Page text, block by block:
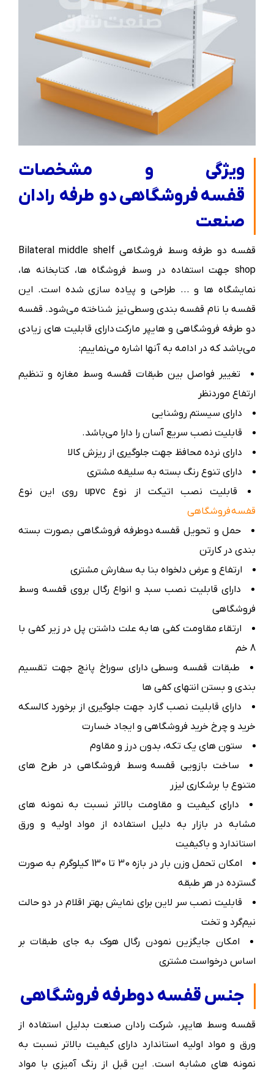
ویژگی و مشخصات
قفسه فروشگاهی دو طرفه رادان
صنعت
قفسه دو طرفه وسط فروشگاهی Bilateral middle shelf
shop جهت استفاده در وسط فروشگاه ها، کتابخانه ها،
نمایشگاه ها و ... طراحی و پیاده سازی شده است. این
قفسه با نام قفسه بندی وسطی نیز شناخته می‌شود. قفسه
دو طرفه فروشگاهی و هایپر مارکت دارای قابلیت های زیادی
می‌باشد که در ادامه به آنها اشاره می‌نماییم:
تغییر فواصل بین طبقات قفسه وسط مغازه و تنظیم
ارتفاع موردنظر
دارای سیستم روشنایی
قابلیت نصب سریع آسان را دارا می‌باشد.
دارای نرده محافظ جهت جلوگیری از ریزش كالا
دارای تنوع رنگ بسته به سلیقه مشتری
قابلیت نصب اتیكت از نوع upvc روی این نوع
قفسه فروشگاهی
حمل و تحویل قفسه دوطرفه فروشگاهی بصورت بسته
بندی در كارتن
ارتفاع و عرض دلخواه بنا به سفارش مشتری
دارای قابلیت نصب سبد و انواع رگال بروی قفسه وسط
فروشگاهی
ارتقاء مقاومت كفی ها به علت داشتن پل در زیر كفی با
8 خم
طبقات قفسه وسطی دارای سوراخ پانچ جهت تقسیم
بندی و بستن انتهای كفی ها
دارای قابلیت نصب گارد جهت جلوگیری از برخورد کالسکه
خرید و چرخ خرید فروشگاهی و ایجاد خسارت
ستون های یک تکه، بدون درز و مقاوم
ساخت بازویی قفسه وسط فروشگاهی در طرح های
متنوع با برشکاری لیزر
دارای کیفیت و مقاومت بالاتر نسبت به نمونه های
مشابه در بازار به دلیل استفاده از مواد اولیه و ورق
استاندارد و باکیفیت
امکان تحمل وزن بار در بازه 30 تا 130 کیلوگرم به صورت
گسترده در هر طبقه
قابلیت نصب سر لاین برای نمایش بهتر اقلام در دو حالت
نیم‌گرد و تخت
امکان جایگزین نمودن رگال هوک به جای طبقات بر
اساس درخواست مشتری
جنس قفسه دوطرفه فروشگاهی
قفسه وسط هایپر، شرکت رادان صنعت بدلیل استفاده از
ورق و مواد اولیه استاندارد دارای کیفیت بالاتر نسبت به
نمونه های مشابه است. این قبل از رنگ آمیزی با مواد